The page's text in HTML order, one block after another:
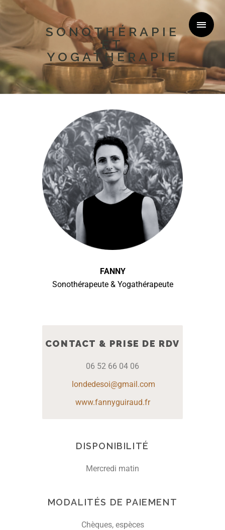
SONOTHÉRAPIE
ET
YOGATHÉRAPIE
FANNY
Sonothérapeute & Yogathérapeute
CONTACT & PRISE DE RDV
06 52 66 04 06
londedesoi@gmail.com
www.fannyguiraud.fr
DISPONIBILITÉ
Mercredi matin
MODALITÉS DE PAIEMENT
Chèques, espèces